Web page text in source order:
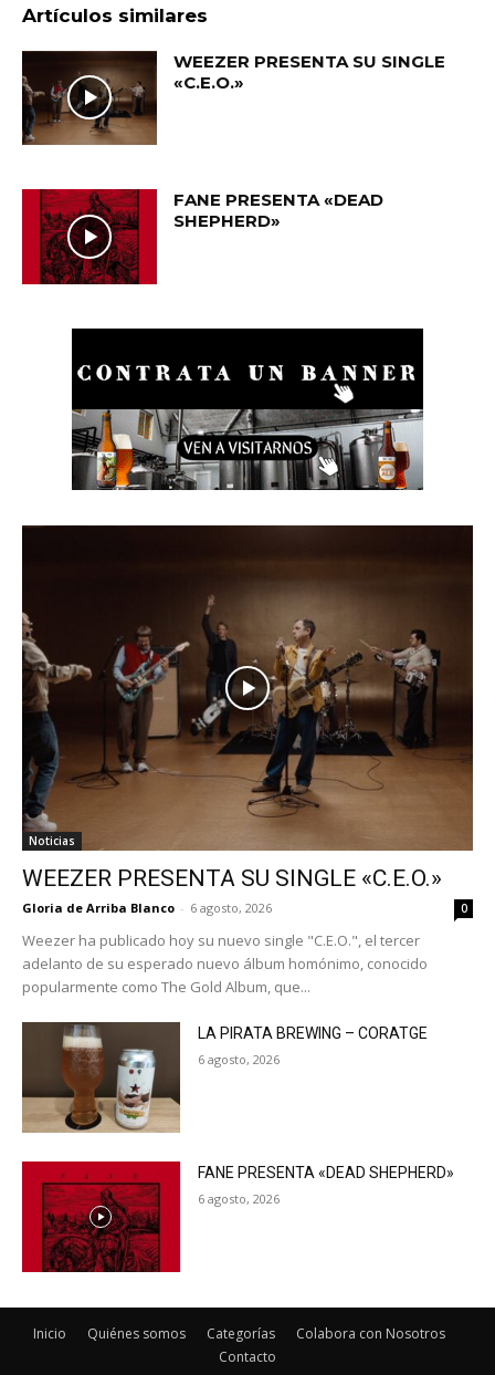
Artículos similares
WEEZER PRESENTA SU SINGLE
«C.E.O.»
FANE PRESENTA «DEAD
SHEPHERD»
Noticias
WEEZER PRESENTA SU SINGLE «C.E.O.»
Gloria de Arriba Blanco - 6 agosto, 2026 0
Weezer ha publicado hoy su nuevo single "C.E.O.", el tercer
adelanto de su esperado nuevo álbum homónimo, conocido
popularmente como The Gold Album, que...
LA PIRATA BREWING – CORATGE
6 agosto, 2026
FANE PRESENTA «DEAD SHEPHERD»
6 agosto, 2026
Inicio Quiénes somos Categorías
Colabora con Nosotros
Contacto